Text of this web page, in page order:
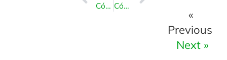
Cómo crear un nuevo usuario de base de datos en DirectAdmin Cómo examinar u optimizar una base de datos en DirectAdmin
«
Previous
Next »